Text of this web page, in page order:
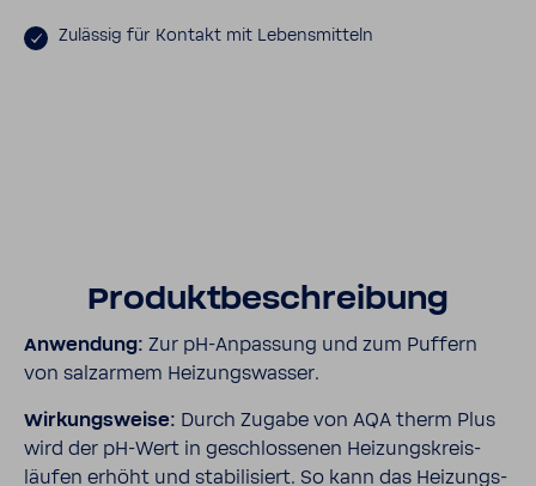
Zulässig für Kontakt mit Lebens­mit­teln
Produkt­be­schrei­bung
Anwen­dung: Zur pH-​Anpas­sung und zum Puffern
von salz­armem Heizungs­wasser.
Wirkungs­weise: Durch Zugabe von AQA therm Plus
wird der pH-​Wert in geschlos­senen Heizungs­kreis­
läufen erhöht und stabi­li­siert. So kann das Heizungs­